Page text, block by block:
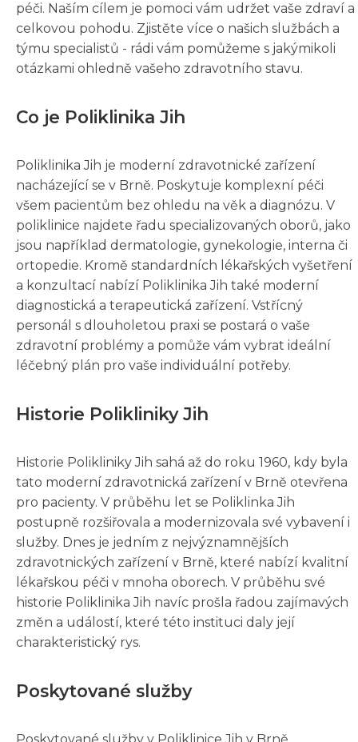
péči. Naším cílem je pomoci vám udržet vaše zdraví a
celkovou pohodu. Zjistěte více o našich službách a
týmu specialistů - rádi vám pomůžeme s jakýmikoli
otázkami ohledně vašeho zdravotního stavu.
Co je Poliklinika Jih
Poliklinika Jih je moderní zdravotnické zařízení
nacházející se v Brně. Poskytuje komplexní péči
všem pacientům bez ohledu na věk a diagnózu. V
poliklinice najdete řadu specializovaných oborů, jako
jsou například dermatologie, gynekologie, interna či
ortopedie. Kromě standardních lékařských vyšetření
a konzultací nabízí Poliklinika Jih také moderní
diagnostická a terapeutická zařízení. Vstřícný
personál s dlouholetou praxi se postará o vaše
zdravotní problémy a pomůže vám vybrat ideální
léčebný plán pro vaše individuální potřeby.
Historie Polikliniky Jih
Historie Polikliniky Jih sahá až do roku 1960, kdy byla
tato moderní zdravotnická zařízení v Brně otevřena
pro pacienty. V průběhu let se Poliklinka Jih
postupně rozšiřovala a modernizovala své vybavení i
služby. Dnes je jedním z nejvýznamnějších
zdravotnických zařízení v Brně, které nabízí kvalitní
lékařskou péči v mnoha oborech. V průběhu své
historie Poliklinika Jih navíc prošla řadou zajímavých
změn a událostí, které této instituci daly její
charakteristický rys.
Poskytované služby